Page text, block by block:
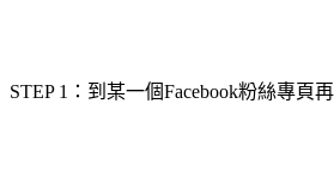
STEP 1：到某一個Facebook粉絲專頁